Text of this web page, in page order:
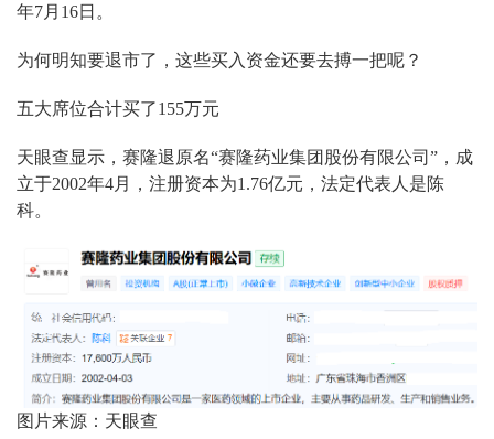
年7月16日。
为何明知要退市了，这些买入资金还要去搏一把呢？
五大席位合计买了155万元
天眼查显示，赛隆退原名“赛隆药业集团股份有限公司”，成
立于2002年4月，注册资本为1.76亿元，法定代表人是陈
科。
图片来源：天眼查